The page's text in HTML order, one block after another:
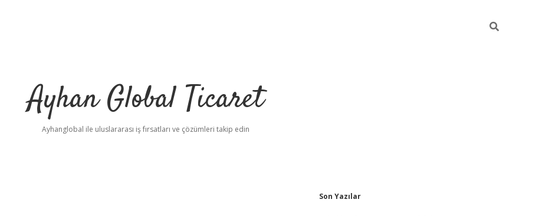
Ayhan Global Ticaret
Ayhanglobal ile uluslararası iş fırsatları ve çözümleri takip edin
Sidebar
Son Yazılar